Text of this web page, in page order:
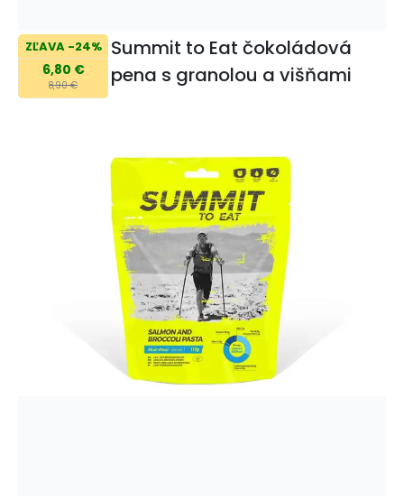
ZĽAVA -24%
6,80 €
8,90 €
Summit to Eat čokoládová
pena s granolou a višňami